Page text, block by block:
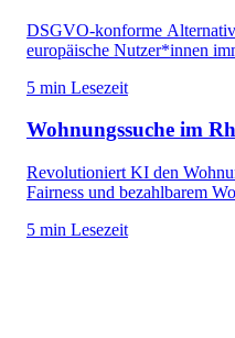
DSGVO-konforme
europäische Nutzer*innen
Ashampoo, Calligra Suite
5 min Lesezeit
Wohnungssuche im
Revolutioniert KI den
Fairness und bezahlbarem
5 min Lesezeit